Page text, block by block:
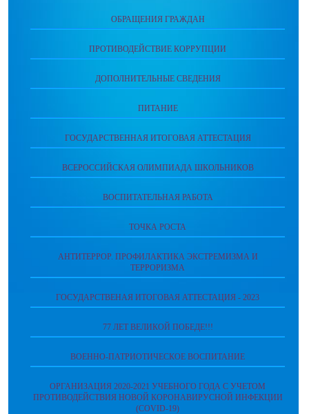
ОБРАЩЕНИЯ ГРАЖДАН
ПРОТИВОДЕЙСТВИЕ КОРРУПЦИИ
ДОПОЛНИТЕЛЬНЫЕ СВЕДЕНИЯ
ПИТАНИЕ
ГОСУДАРСТВЕННАЯ ИТОГОВАЯ АТТЕСТАЦИЯ
ВСЕРОССИЙСКАЯ ОЛИМПИАДА ШКОЛЬНИКОВ
ВОСПИТАТЕЛЬНАЯ РАБОТА
ТОЧКА РОСТА
АНТИТЕРРОР. ПРОФИЛАКТИКА ЭКСТРЕМИЗМА И
ТЕРРОРИЗМА
ГОСУДАРСТВЕНАЯ ИТОГОВАЯ АТТЕСТАЦИЯ - 2023
77 ЛЕТ ВЕЛИКОЙ ПОБЕДЕ!!!
ВОЕННО-ПАТРИОТИЧЕСКОЕ ВОСПИТАНИЕ
ОРГАНИЗАЦИЯ 2020-2021 УЧЕБНОГО ГОДА С УЧЕТОМ
ПРОТИВОДЕЙСТВИЯ НОВОЙ КОРОНАВИРУСНОЙ ИНФЕКЦИИ
(COVID-19)